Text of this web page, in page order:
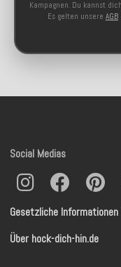
Kampagnen. Du kannst
Es gelten unsere AGB
Gesetzliche Informationen
Über hock-dich-hin.de
Social Medias